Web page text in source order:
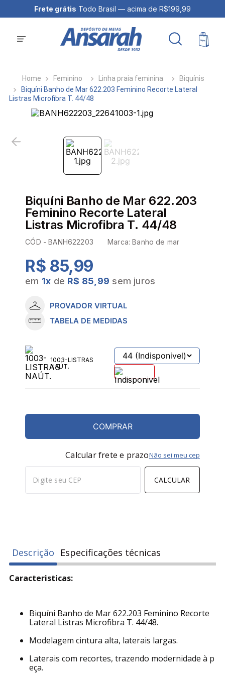
Frete grátis Todo Brasil — acima de R$199,99
Feminino Linha praia feminina
Biquínis
Biquíni Banho de Mar 622.203 Feminino Recorte Lateral
Listras Microfibra T. 44/48
Biquíni Banho de Mar 622.203
Feminino Recorte Lateral
Listras Microfibra T. 44/48
CÓD -BANH622203 Marca:Banho de mar
R$ 85,99
em 1x de R$ 85,99 sem juros
PROVADOR VIRTUAL
TABELA DE MEDIDAS
1003-LISTRAS
NAÚT.
COMPRAR
Calcular frete e prazo
CALCULAR
Não sei meu cep
Descrição Especificações técnicas
Caracteristicas:
Biquíni Banho de Mar 622.203 Feminino Recorte
Lateral Listras Microfibra T. 44/48.
Modelagem cintura alta, laterais largas.
Laterais com recortes, trazendo modernidade à p
eça.